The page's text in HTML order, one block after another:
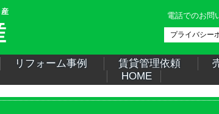
電話でのお問
プライバシー
リフォーム事例 賃貸管理依頼
HOME